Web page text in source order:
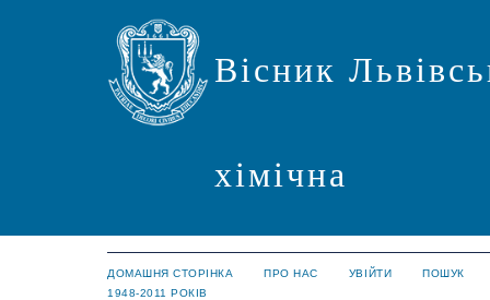
Вісник
хімічна
ДОМАШНЯ СТОРІНКА ПРО НАС УВІЙТИ
ПОШУК
1948-2011 РОКІВ